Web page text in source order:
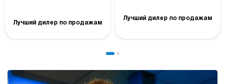
Лучший дилер по продажам
Лучший дилер по продажам